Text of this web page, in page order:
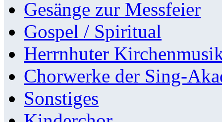
Gesänge zur Messfeier
Gospel / Spiritual
Herrnhuter
Chorwerke der Sing-
Sonstiges